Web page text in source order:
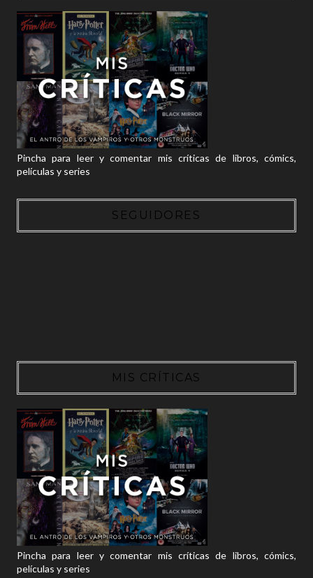
Pincha para leer y comentar mis críticas de libros, cómics,
películas y series
SEGUIDORES
MIS CRÍTICAS
Pincha para leer y comentar mis críticas de libros, cómics,
películas y series